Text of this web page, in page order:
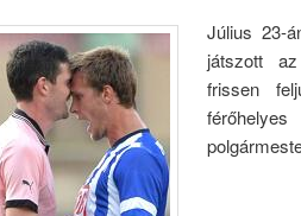
Július 23-
játszott
frissen